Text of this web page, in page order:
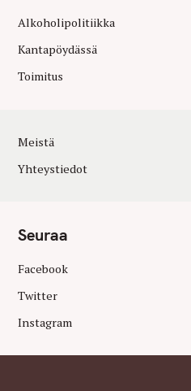
Alkoholipolitiikka
Kantapöydässä
Toimitus
Meistä
Yhteystiedot
Seuraa
Facebook
Twitter
Instagram